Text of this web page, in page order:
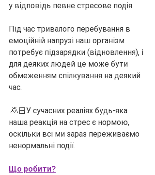
у відповідь певне стресове подія.
Під час тривалого перебування в
емоційній напрузі наш організм
потребує підзарядки (відновлення), і
для деяких людей це може бути
обмеженням спілкування на деякий
час.
наша реакція на стрес є нормою,
оскільки всі ми зараз переживаємо
ненормальні події.
Що робити?